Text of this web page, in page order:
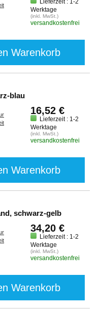
Werktage
(inkl. MwSt.)
versandkostenfrei
Warenkorb
B, schwarz-blau
16,52 €
Lieferzeit : 1-2
Werktage
(inkl. MwSt.)
versandkostenfrei
Warenkorb
schwarz-gelb
34,20 €
Lieferzeit : 1-2
Werktage
(inkl. MwSt.)
versandkostenfrei
Warenkorb